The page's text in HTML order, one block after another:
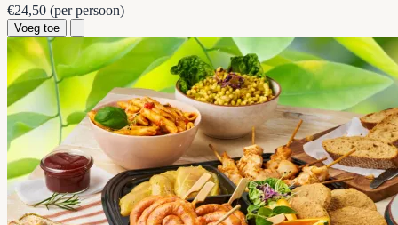
€24,50 (per persoon)
Voeg toe